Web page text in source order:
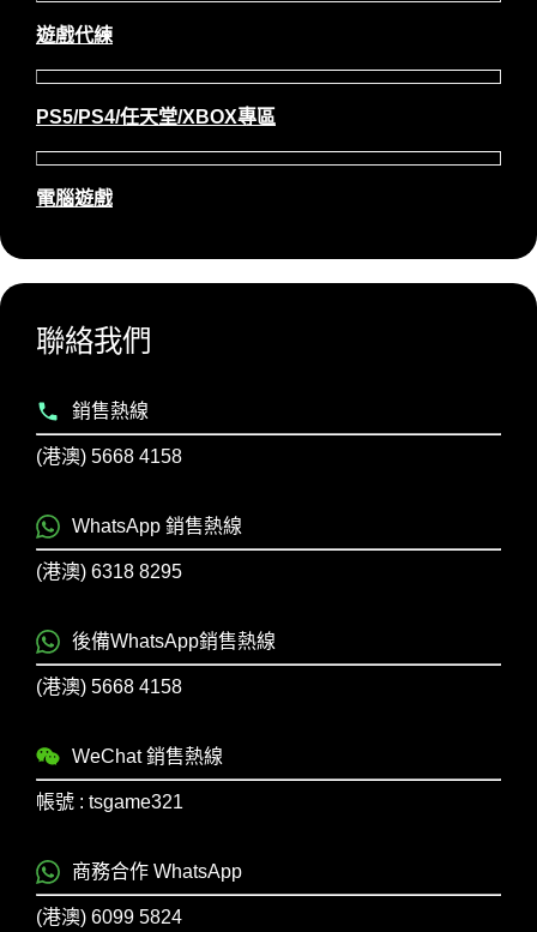
遊戲代練
PS5/PS4/任天堂/XBOX專區
電腦遊戲
聯絡我們
銷售熱線
(港澳) 5668 4158
WhatsApp 銷售熱線
(港澳) 6318 8295
後備WhatsApp銷售熱線
(港澳) 5668 4158
WeChat 銷售熱線
帳號 : tsgame321
商務合作 WhatsApp
(港澳) 6099 5824